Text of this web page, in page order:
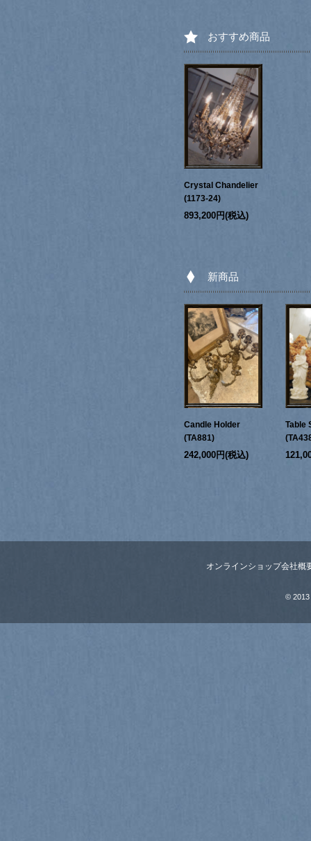
おすすめ商品
Crystal Chandelier
(1173-24)
893,200円(税込)
新商品
Candle Holder
(TA881)
242,000円(税込)
Table
オンラインショップ会社概
© 2013